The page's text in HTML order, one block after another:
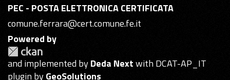
PEC - POSTA ELETTRONICA CERTIFICATA
comune.ferrara@cert.comune.fe.it
Powered by
and implemented byDeda Nextwith DCAT-AP_IT
plugin byGeoSolutions